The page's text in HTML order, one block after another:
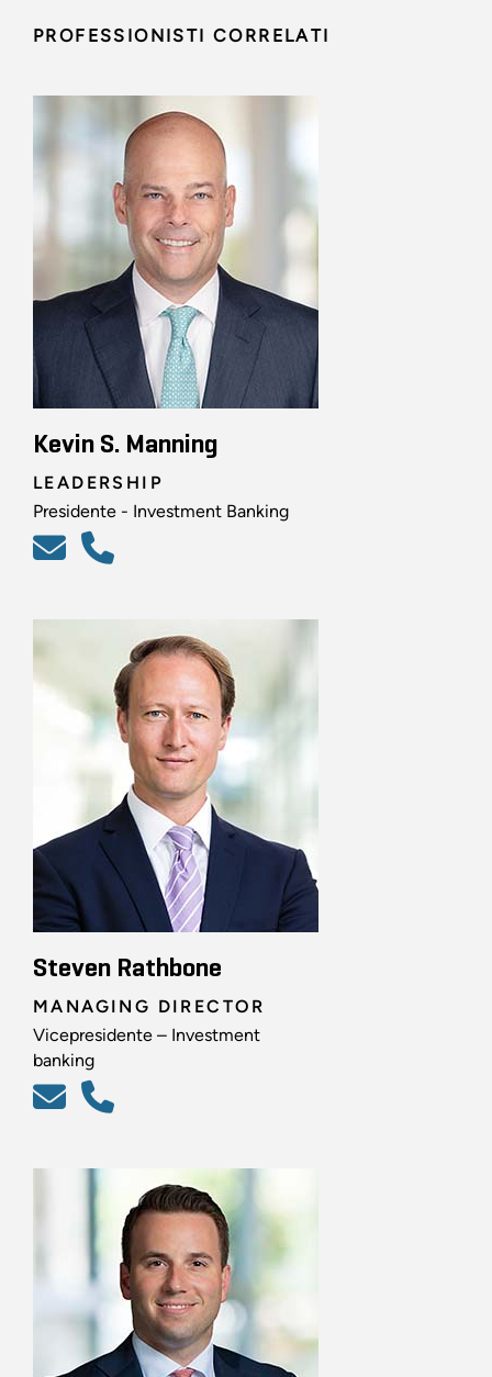
PROFESSIONISTI CORRELATI
Kevin S. Manning
LEADERSHIP
Presidente - Investment Banking
Steven Rathbone
MANAGING DIRECTOR
Vicepresidente – Investment
banking